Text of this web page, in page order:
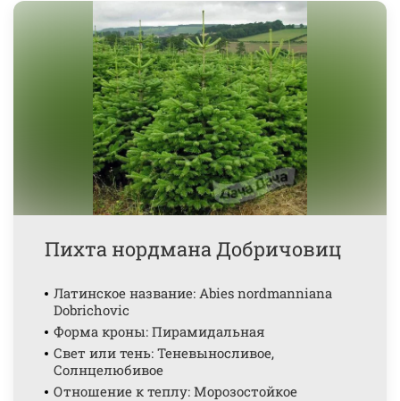
Пихта нордмана Добричовиц
Латинское название: Abies nordmanniana
Dobrichovic
Форма кроны: Пирамидальная
Свет или тень: Теневыносливое,
Солнцелюбивое
Отношение к теплу: Морозостойкое